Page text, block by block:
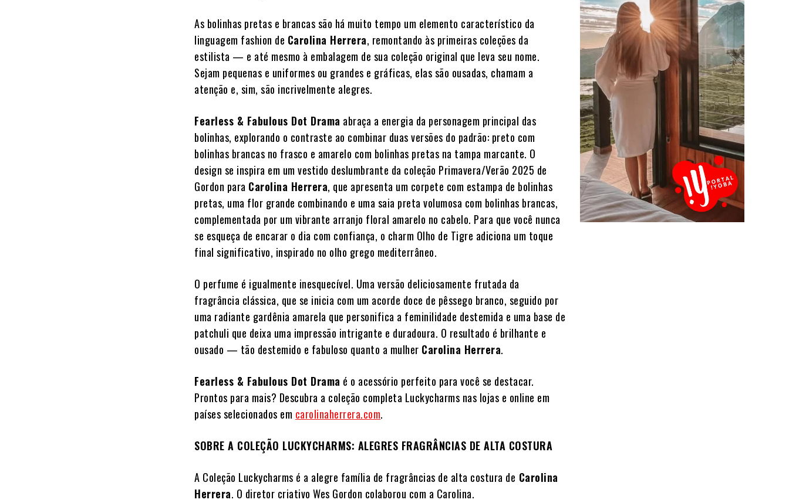
As bolinhas pretas e brancas são há muito tempo um elemento característico da
linguagem fashion de Carolina Herrera, remontando às primeiras coleções da
estilista — e até mesmo à embalagem de sua coleção original que leva seu nome.
Sejam pequenas e uniformes ou grandes e gráficas, elas são ousadas, chamam a
atenção e, sim, são incrivelmente alegres.
Fearless & Fabulous Dot Drama abraça a energia da personagem principal das
bolinhas, explorando o contraste ao combinar duas versões do padrão: preto com
bolinhas brancas no frasco e amarelo com bolinhas pretas na tampa marcante. O
design se inspira em um vestido deslumbrante da coleção Primavera/Verão 2025 de
Gordon para Carolina Herrera, que apresenta um corpete com estampa de bolinhas
pretas, uma flor grande combinando e uma saia preta volumosa com bolinhas brancas,
complementada por um vibrante arranjo floral amarelo no cabelo. Para que você nunca
se esqueça de encarar o dia com confiança, o charm Olho de Tigre adiciona um toque
final significativo, inspirado no olho grego mediterrâneo.
O perfume é igualmente inesquecível. Uma versão deliciosamente frutada da
fragrância clássica, que se inicia com um acorde doce de pêssego branco, seguido por
uma radiante gardênia amarela que personifica a feminilidade destemida e uma base de
patchuli que deixa uma impressão intrigante e duradoura. O resultado é brilhante e
ousado — tão destemido e fabuloso quanto a mulher Carolina Herrera.
Fearless & Fabulous Dot Drama é o acessório perfeito para você se destacar.
Prontos para mais? Descubra a coleção completa Luckycharms nas lojas e online em
países selecionados em carolinaherrera.com.
SOBRE A COLEÇÃO LUCKYCHARMS: ALEGRES FRAGRÂNCIAS DE ALTA COSTURA
A Coleção Luckycharms é a alegre família de fragrâncias de alta costura de Carolina
Herrera. O diretor criativo Wes Gordon colaborou com a Carolina.